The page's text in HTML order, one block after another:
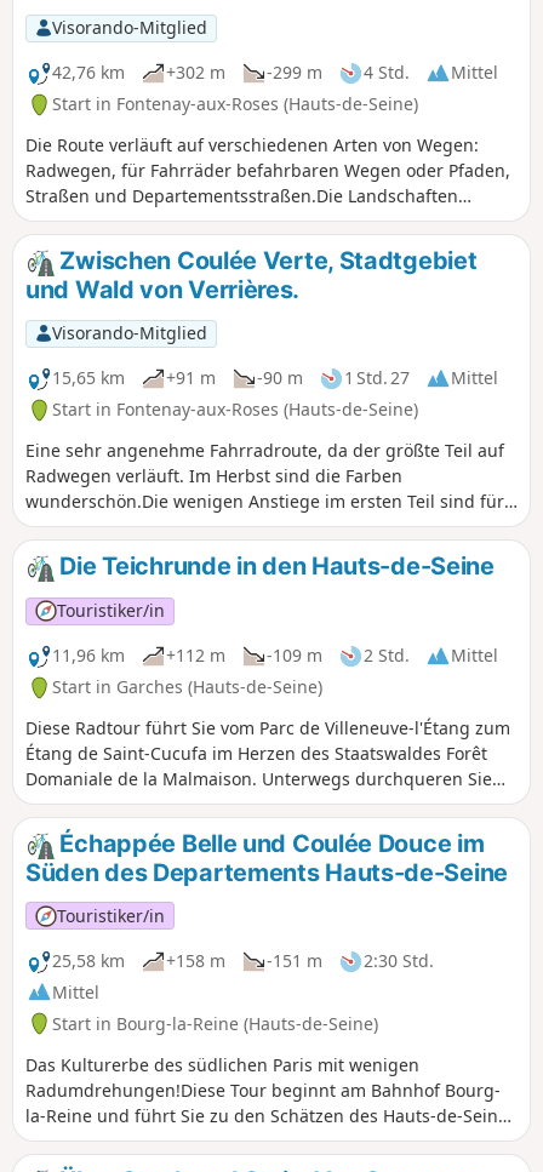
Visorando-Mitglied
42,76 km
+302 m -299 m 4 Std.
Mittel
Start in Fontenay-aux-Roses (Hauts-de-Seine)
Die Route verläuft auf verschiedenen Arten von Wegen:
Radwegen, für Fahrräder befahrbaren Wegen oder Pfaden,
Straßen und Departementsstraßen.Die Landschaften
zwischen Coulée Verte, Vallée de l'Yvette (Basse-Vallée de
Chevreuse), Plateau de Saclay und Bois de Verrières sind
abwechslungsreich.Zwei Steigungen von ein bis zwei
Kilometern Länge machen diese etwa 40 km lange Route zu
einer Strecke mit mittlerem Schwierigkeitsgrad, die ein
Mindestmaß an Fahrradpraxis erfordert.
Zwischen Coulée Verte, Stadtgebiet
und Wald von Verrières.
Visorando-Mitglied
15,65 km
+91 m -90 m 1 Std. 27
Mittel
Start in Fontenay-aux-Roses (Hauts-de-Seine)
Eine sehr angenehme Fahrradroute, da der größte Teil auf
Radwegen verläuft. Im Herbst sind die Farben
wunderschön.Die wenigen Anstiege im ersten Teil sind für
durchschnittliche Radfahrer auf dieser Route, die eine der
am wenigsten schwierigen Strecken zum Wald von
Verrières darstellt, gut zu bewältigen. Die Strecke ist auch
für alle, die seltener Rad fahren, von angemessener Länge,
kann aber im Wald ganz einfach verlängert werden.
Die Teichrunde in den Hauts-de-Seine
Touristiker/in
11,96 km
+112 m -109 m 2 Std.
Mittel
Start in Garches (Hauts-de-Seine)
Diese Radtour führt Sie vom Parc de Villeneuve-l'Étang zum
Étang de Saint-Cucufa im Herzen des Staatswaldes Forêt
Domaniale de la Malmaison. Unterwegs durchqueren Sie
die dörflich anmutenden Ortschaften Marnes-la-Coquette
und Garches, nur einen Katzensprung von Paris entfernt.
Échappée Belle und Coulée Douce im
Süden des Departements Hauts-de-Seine
Touristiker/in
25,58 km
+158 m -151 m
2:30 Std.
Mittel
Start in Bourg-la-Reine (Hauts-de-Seine)
Das Kulturerbe des südlichen Paris mit wenigen
Radumdrehungen!Diese Tour beginnt am Bahnhof Bourg-
la-Reine und führt Sie zu den Schätzen des Hauts-de-Seine.
Besuchen Sie die alten Stadtzentren von Bagneux,
Châtillon, Malakoff und Vanves und entdecken Sie die Seele